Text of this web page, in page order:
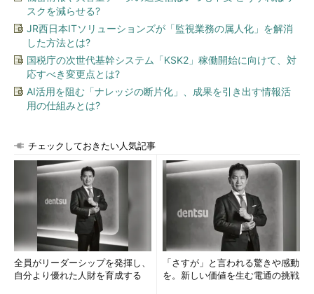
スクを減らせる?
JR西日本ITソリューションズが「監視業務の属人化」を解消
した方法とは?
国税庁の次世代基幹システム「KSK2」稼働開始に向けて、対
応すべき変更点とは?
AI活用を阻む「ナレッジの断片化」、成果を引き出す情報活
用の仕組みとは?
チェックしておきたい人気記事
全員がリーダーシップを発揮し、
自分より優れた人財を育成する
「さすが」と言われる驚きや感動
を。新しい価値を生む電通の挑戦